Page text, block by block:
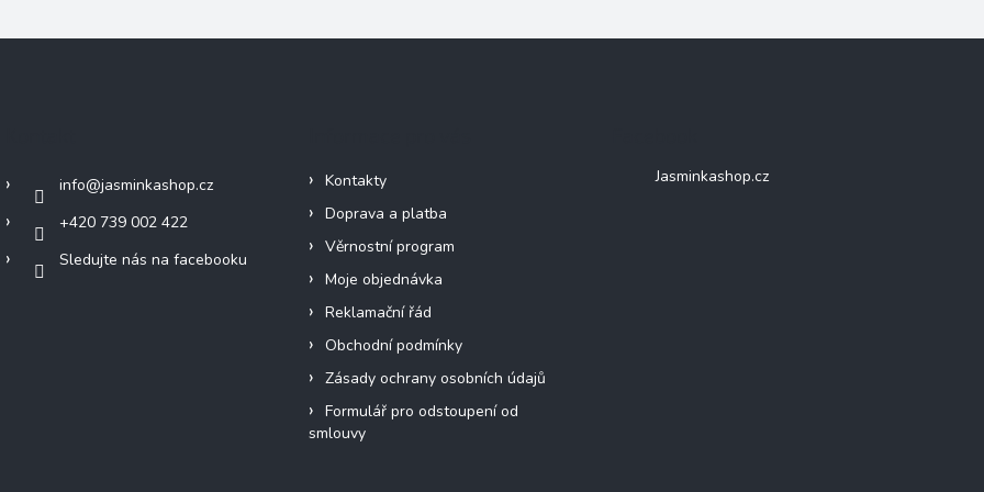
info@jasminkashop.cz
+420 739 002 422
Sledujte nás na facebooku
Kontakty
Doprava a platba
Věrnostní program
Moje objednávka
Reklamační řád
Obchodní podmínky
Zásady ochrany osobních údajů
Formulář pro odstoupení od
smlouvy
Jasminkashop.cz